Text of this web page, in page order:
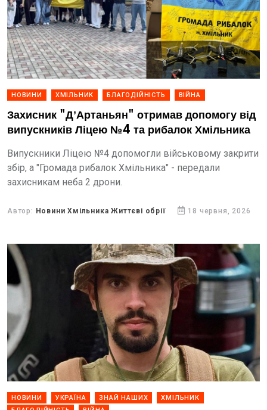
НОВИНИ ХМІЛЬНИК БЛАГОДІЙНІСТЬ ВІЙНА
Захисник "ДʼАртаньян" отримав допомогу від
випускників Ліцею №4 та рибалок Хмільника
Випускники Ліцею №4 допомогли військовому закрити
збір, а "Громада рибалок Хмільника" - передали
захисникам неба 2 дрони.
Автор: Новини Хмільника Життєві обрії 18 червня, 2026
НОВИНИ УКРАЇНА ЗНАЙ НАШИХ
ХМІЛЬНИК